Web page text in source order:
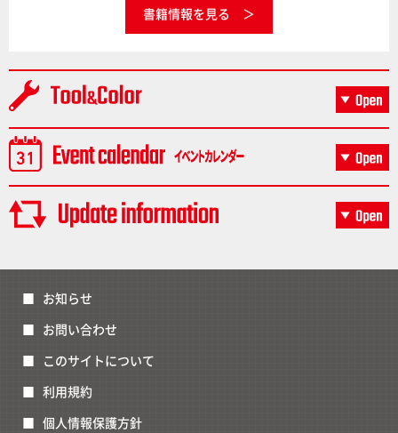
書籍情報を見る
お知らせ
お問い合わせ
このサイトについて
利用規約
個人情報保護方針